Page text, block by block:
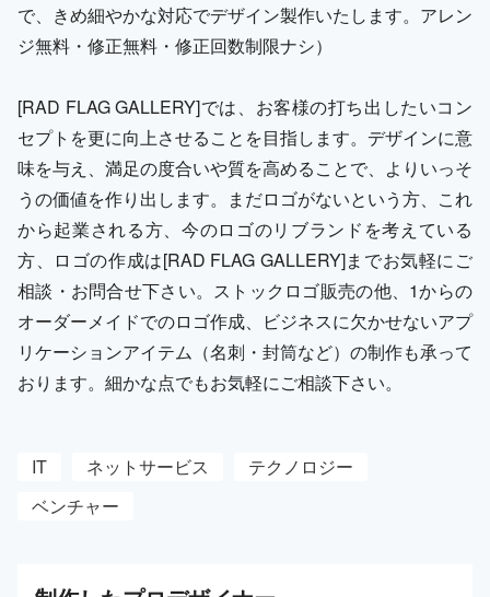
で、きめ細やかな対応でデザイン製作いたします。アレン
ジ無料・修正無料・修正回数制限ナシ）
[RAD FLAG GALLERY]では、お客様の打ち出したいコン
セプトを更に向上させることを目指します。デザインに意
味を与え、満足の度合いや質を高めることで、よりいっそ
うの価値を作り出します。まだロゴがないという方、これ
から起業される方、今のロゴのリブランドを考えている
方、ロゴの作成は[RAD FLAG GALLERY]までお気軽にご
相談・お問合せ下さい。ストックロゴ販売の他、1からの
オーダーメイドでのロゴ作成、ビジネスに欠かせないアプ
リケーションアイテム（名刺・封筒など）の制作も承って
おります。細かな点でもお気軽にご相談下さい。
IT ネットサービス
テクノロジー
ベンチャー